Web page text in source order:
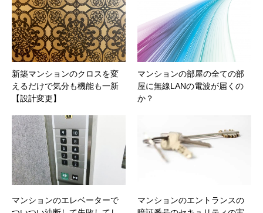
新築マンションのクロスを変
えるだけで気分も機能も一新
【設計変更】
マンションの部屋の全ての部
屋に無線LANの電波が届くの
か？
マンションのエレベーターで
マンションのエントランスの